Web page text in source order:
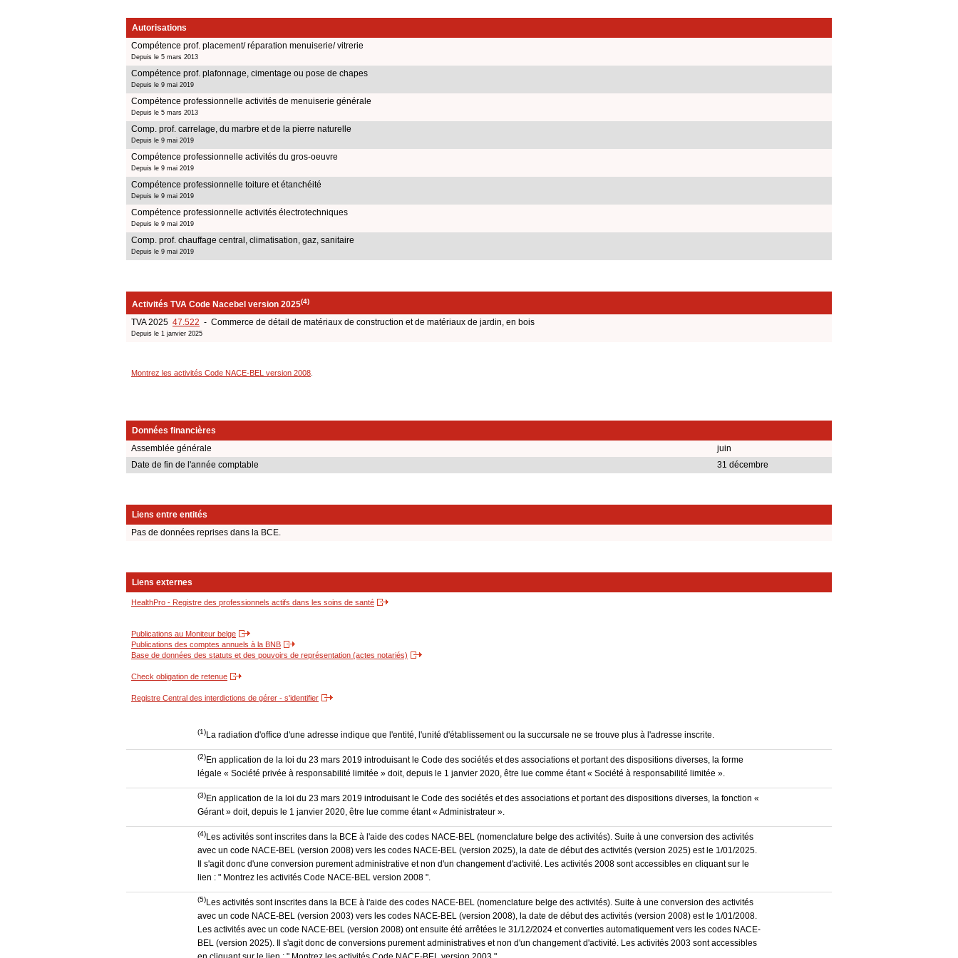
Autorisations
Compétence prof. placement/ réparation menuiserie/ vitrerie
Depuis le 5 mars 2013
Compétence prof. plafonnage, cimentage ou pose de chapes
Depuis le 9 mai 2019
Compétence professionnelle activités de menuiserie générale
Depuis le 5 mars 2013
Comp. prof. carrelage, du marbre et de la pierre naturelle
Depuis le 9 mai 2019
Compétence professionnelle activités du gros-oeuvre
Depuis le 9 mai 2019
Compétence professionnelle toiture et étanchéité
Depuis le 9 mai 2019
Compétence professionnelle activités électrotechniques
Depuis le 9 mai 2019
Comp. prof. chauffage central, climatisation, gaz, sanitaire
Depuis le 9 mai 2019
Activités TVA Code Nacebel version 2025(4)
TVA 2025 47.522 - Commerce de détail de matériaux de construction et de matériaux de jardin, en bois
Depuis le 1 janvier 2025
Montrez les activités Code NACE-BEL version 2008
Données financières
Assemblée générale
juin
Date de fin de l'année comptable
31 décembre
Liens entre entités
Pas de données reprises dans la BCE.
Liens externes
HealthPro - Registre des professionnels actifs dans les soins de santé
Publications au Moniteur belge
Publications des comptes annuels à la BNB
Base de données des statuts et des pouvoirs de représentation (actes notariés)
Check obligation de retenue
Registre Central des interdictions de gérer - s'identifier
(1)La radiation d'office d'une adresse indique que l'entité, l'unité d'établissement ou la succursale ne se trouve plus à l'adresse inscrite.
(2)En application de la loi du 23 mars 2019 introduisant le Code des sociétés et des associations et portant des dispositions diverses, la forme
légale « Société privée à responsabilité limitée » doit, depuis le 1 janvier 2020, être lue comme étant « Société à responsabilité limitée ».
(3)En application de la loi du 23 mars 2019 introduisant le Code des sociétés et des associations et portant des dispositions diverses, la fonction «
Gérant » doit, depuis le 1 janvier 2020, être lue comme étant « Administrateur ».
(4)Les activités sont inscrites dans la BCE à l'aide des codes NACE-BEL (nomenclature belge des activités). Suite à une conversion des activités
avec un code NACE-BEL (version 2008) vers les codes NACE-BEL (version 2025), la date de début des activités (version 2025) est le 1/01/2025.
Il s'agit donc d'une conversion purement administrative et non d'un changement d'activité. Les activités 2008 sont accessibles en cliquant sur le
lien : " Montrez les activités Code NACE-BEL version 2008 ".
(5)Les activités sont inscrites dans la BCE à l'aide des codes NACE-BEL (nomenclature belge des activités). Suite à une conversion des activités
avec un code NACE-BEL (version 2003) vers les codes NACE-BEL (version 2008), la date de début des activités (version 2008) est le 1/01/2008.
Les activités avec un code NACE-BEL (version 2008) ont ensuite été arrêtées le 31/12/2024 et converties automatiquement vers les codes NACE-
BEL (version 2025). Il s'agit donc de conversions purement administratives et non d'un changement d'activité. Les activités 2003 sont accessibles